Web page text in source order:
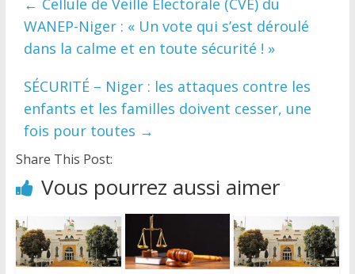
← Cellule de Veille Électorale (CVE) du
WANEP-Niger : « Un vote qui s’est déroulé
dans la calme et en toute sécurité ! »
SÉCURITÉ – Niger : les attaques contre les
enfants et les familles doivent cesser, une
fois pour toutes →
Share This Post:
Vous pourrez aussi aimer